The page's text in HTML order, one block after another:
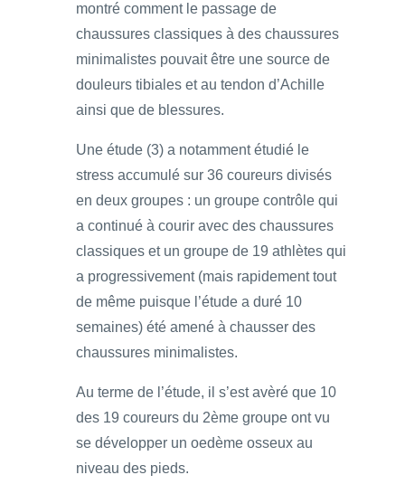
montré comment le passage de
chaussures classiques à des chaussures
minimalistes pouvait être une source de
douleurs tibiales et au tendon d’Achille
ainsi que de blessures.
Une étude (3) a notamment étudié le
stress accumulé sur 36 coureurs divisés
en deux groupes : un groupe contrôle qui
a continué à courir avec des chaussures
classiques et un groupe de 19 athlètes qui
a progressivement (mais rapidement tout
de même puisque l’étude a duré 10
semaines) été amené à chausser des
chaussures minimalistes.
Au terme de l’étude, il s’est avèré que 10
des 19 coureurs du 2ème groupe ont vu
se développer un oedème osseux au
niveau des pieds.